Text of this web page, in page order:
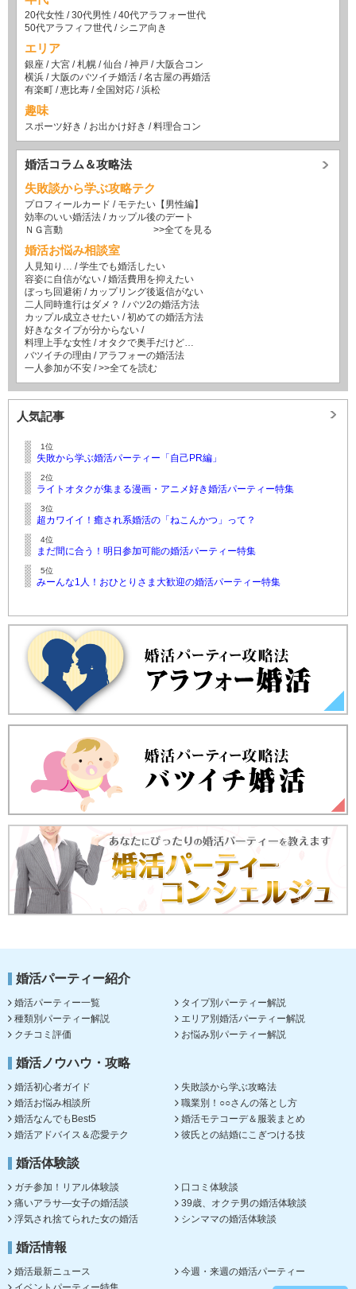
20代女性 /30代男性 /40代アラフォー世代
50代アラフィフ世代 / シニア向き
エリア
銀座 / 大宮 /札幌 /仙台 /神戸 / 大阪合コン
横浜 / 大阪のバツイチ婚活 /名古屋の再婚活
有楽町 /恵比寿 /全国対応 /浜松
趣味
スポーツ好き / お出かけ好き /料理合コン
婚活コラム＆攻略法
失敗談から学ぶ攻略テク
プロフィールカード / モテたい【男性編】
効率のいい婚活法 / カップル後のデート
ＮＧ言動
>>全てを見る
婚活お悩み相談室
人見知り… /学生でも婚活したい
容姿に自信がない /婚活費用を抑えたい
ぼっち回避術 / カップリング後返信がない
二人同時進行はダメ？ /バツ2の婚活方法
カップル成立させたい /初めての婚活方法
好きなタイプが分からない /
料理上手な女性 / オタクで奥手だけど…
バツイチの理由 / アラフォーの婚活法
一人参加が不安 />>全てを読む
人気記事
1位
失敗から学ぶ婚活パーティー「自己PR編」
2位
ライトオタクが集まる漫画・アニメ好き婚活パーティー特集
3位
超カワイイ！癒され系婚活の「ねこんかつ」って？
4位
まだ間に合う！明日参加可能の婚活パーティー特集
5位
みーんな1人！おひとりさま大歓迎の婚活パーティー特集
婚活パーティー紹介
婚活パーティー一覧
タイプ別パーティー解説
種類別パーティー解説
エリア別婚活パーティー解説
クチコミ評価
お悩み別パーティー解説
婚活ノウハウ・攻略
婚活初心者ガイド
失敗談から学ぶ攻略法
婚活お悩み相談所
職業別！○○さんの落とし方
婚活なんでもBest5
婚活モテコーデ＆服装まとめ
婚活アドバイス＆恋愛テク
彼氏との結婚にこぎつける技
婚活体験談
ガチ参加！リアル体験談
口コミ体験談
痛いアラサ―女子の婚活談
39歳、オクテ男の婚活体験談
浮気され捨てられた女の婚活
シンママの婚活体験談
婚活情報
婚活最新ニュース
今週・来週の婚活パーティー